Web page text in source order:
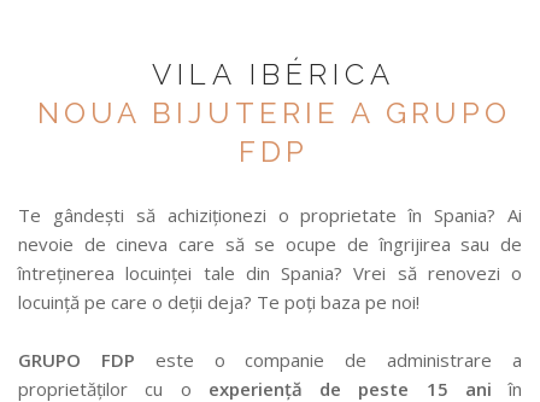
VILA IBÉRICA
NOUA BIJUTERIE A GRUPO
FDP
Te gândești să achiziționezi o proprietate în Spania? Ai
nevoie de cineva care să se ocupe de îngrijirea sau de
întreținerea locuinței tale din Spania? Vrei să renovezi o
locuință pe care o deții deja? Te poți baza pe noi!
GRUPO FDP este o companie de administrare a
proprietăților cu o experiență de peste 15 ani în